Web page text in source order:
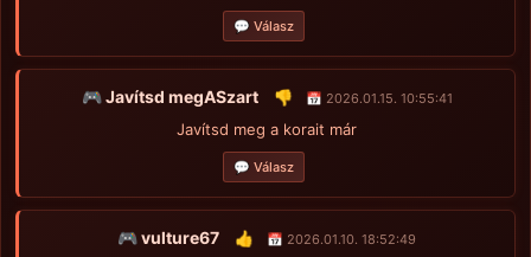
💬 Válasz
🎮 Javítsd megASzart 👎 📅 2026.01.15. 10:55:41
Javítsd meg a korait már
💬 Válasz
🎮 vulture67 👍 📅 2026.01.10. 18:52:49